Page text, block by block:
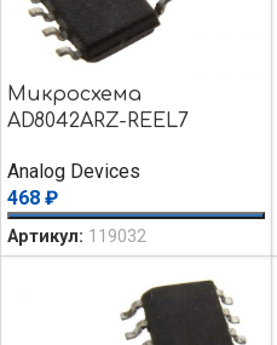
Микросхема
AD8042ARZ-REEL7
Analog Devices
468 ₽
Артикул: 119032